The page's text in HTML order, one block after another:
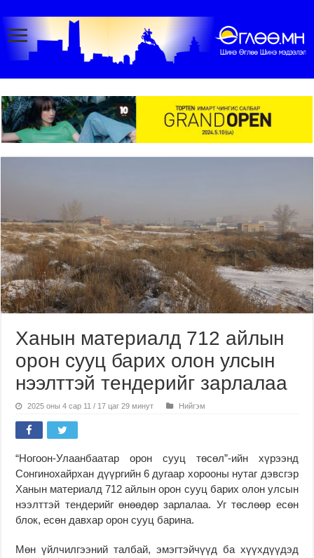
Ханын материалд 712 айлын
орон сууц барих олон улсын
нээлттэй тендерийг зарлалаа
2025 оны 4 сар 11 / 17 цаг 29 минут Нийгэм
“Ногоон-Улаанбаатар орон сууц төсөл”-ийн хүрээнд
Сонгинохайрхан дүүргийн 6 дугаар хорооны нутаг дэвсгэр
Ханын материалд 712 айлын орон сууц барих олон улсын
нээлттэй тендерийг өнөөдөр зарлалаа. Уг төслөөр есөн
блок, есөн давхар орон сууц барина.
Мөн үйлчилгээний талбай, эмэгтэйчүүд ба хүүхдүүдэд